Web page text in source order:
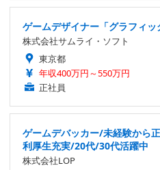
ゲームデザイナー「グラフィッ
株式会社サムライ・ソフト
東京都
年収400万円～550万円
正社員
ゲームデバッカー/未経験から
利厚生充実/20代/30代活躍中
株式会社LOP